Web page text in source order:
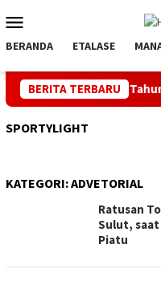
ke
kontenMobile
BERANDA ETALASE
BERITA TERBARU
81 RI, PLN UP3 Tahuna
SPORTYLIGHT
KATEGORI:ADVETORIAL
Ratusan
Sulut, saat
Piatu